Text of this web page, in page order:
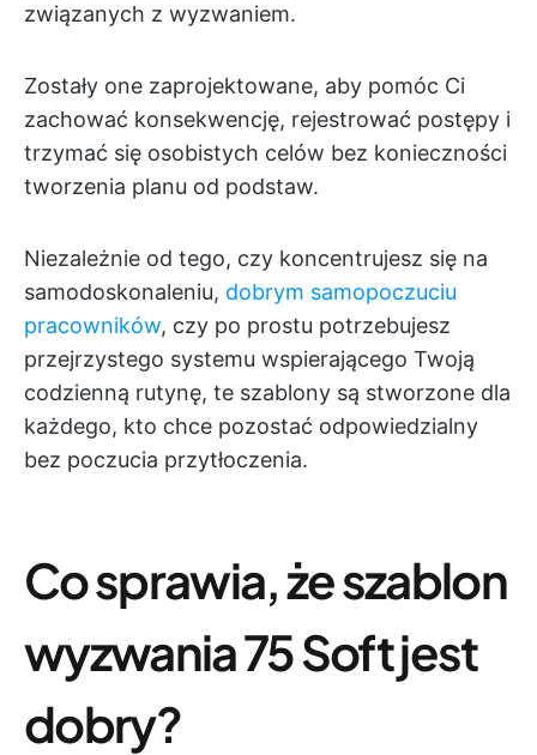
związanych z wyzwaniem.
Zostały one zaprojektowane, aby pomóc Ci
zachować konsekwencję, rejestrować postępy i
trzymać się osobistych celów bez konieczności
tworzenia planu od podstaw.
Niezależnie od tego, czy koncentrujesz się na
samodoskonaleniu, dobrym samopoczuciu
pracowników, czy po prostu potrzebujesz
przejrzystego systemu wspierającego Twoją
codzienną rutynę, te szablony są stworzone dla
każdego, kto chce pozostać odpowiedzialny
bez poczucia przytłoczenia.
Co sprawia, że szablon
wyzwania 75 Soft jest
dobry?